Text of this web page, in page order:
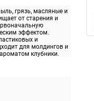
грязь, масляные и
от старения и
эффектом.
и
для молдингов и
клубники.